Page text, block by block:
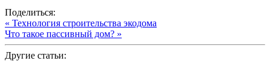
Поделиться:
« Технология строительства экодома
Что такое пассивный дом? »
Другие статьи: